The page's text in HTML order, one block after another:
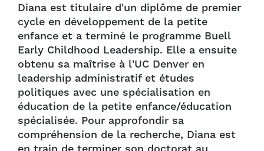
Diana est titulaire d'un diplôme de premier
cycle en développement de la petite
enfance et a terminé le programme Buell
Early Childhood Leadership. Elle a ensuite
obtenu sa maîtrise à l'UC Denver en
leadership administratif et études
politiques avec une spécialisation en
éducation de la petite enfance/éducation
spécialisée. Pour approfondir sa
compréhension de la recherche, Diana est